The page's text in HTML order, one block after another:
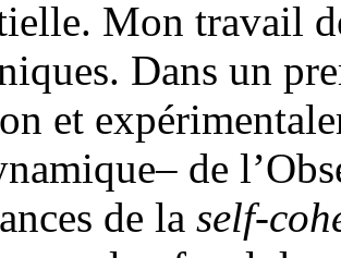
Mon travail
Dans un
et
de
de la self-